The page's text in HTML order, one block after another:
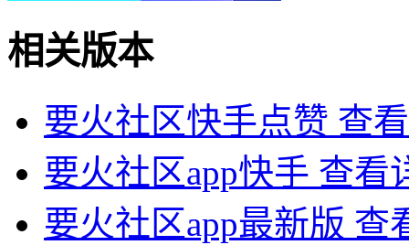
相关版本
要火社区快手点赞 查
要火社区app快手 查看
要火社区app最新版 查